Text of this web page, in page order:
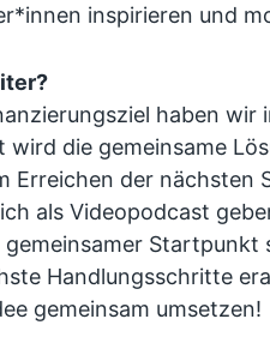
inspirieren und
haben wir
wird die gemeinsame
Erreichen der nächsten
als Videopodcast
gemeinsamer Startpunkt
Handlungsschritte
gemeinsam umsetzen!